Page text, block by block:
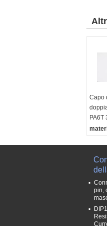
Capo
PA6T
pin,